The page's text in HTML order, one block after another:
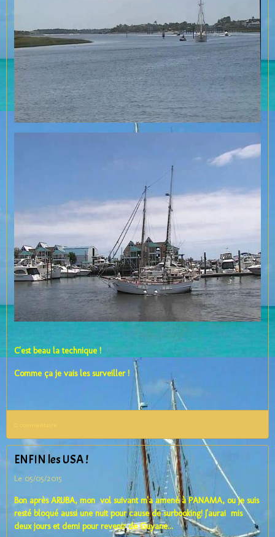
C'est beau la technique !
Comme ça je vais les surveiller !
ENFIN les USA !
Le 05/05/2015
Bon après ARUBA, mon vol suivant m'a amené à PANAMA, ou je suis
resté bloqué aussi une nuit pour cause de surbooking! J'aurai mis
deux jours et demi pour revenir de Guyane...